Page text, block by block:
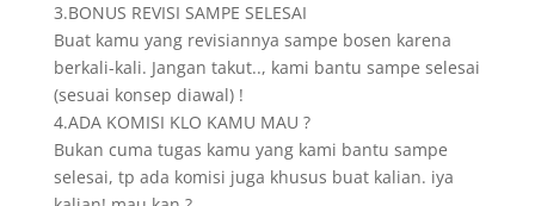
3.BONUS REVISI SAMPE SELESAI
Buat kamu yang revisiannya sampe bosen karena
berkali-kali. Jangan takut.., kami bantu sampe selesai
(sesuai konsep diawal) !
4.ADA KOMISI KLO KAMU MAU ?
Bukan cuma tugas kamu yang kami bantu sampe
selesai, tp ada komisi juga khusus buat kalian. iya